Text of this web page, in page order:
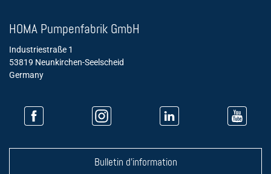
HOMA Pumpenfabrik GmbH
Industriestraße 1
53819 Neunkirchen-Seelscheid
Germany
Bulletin d'information